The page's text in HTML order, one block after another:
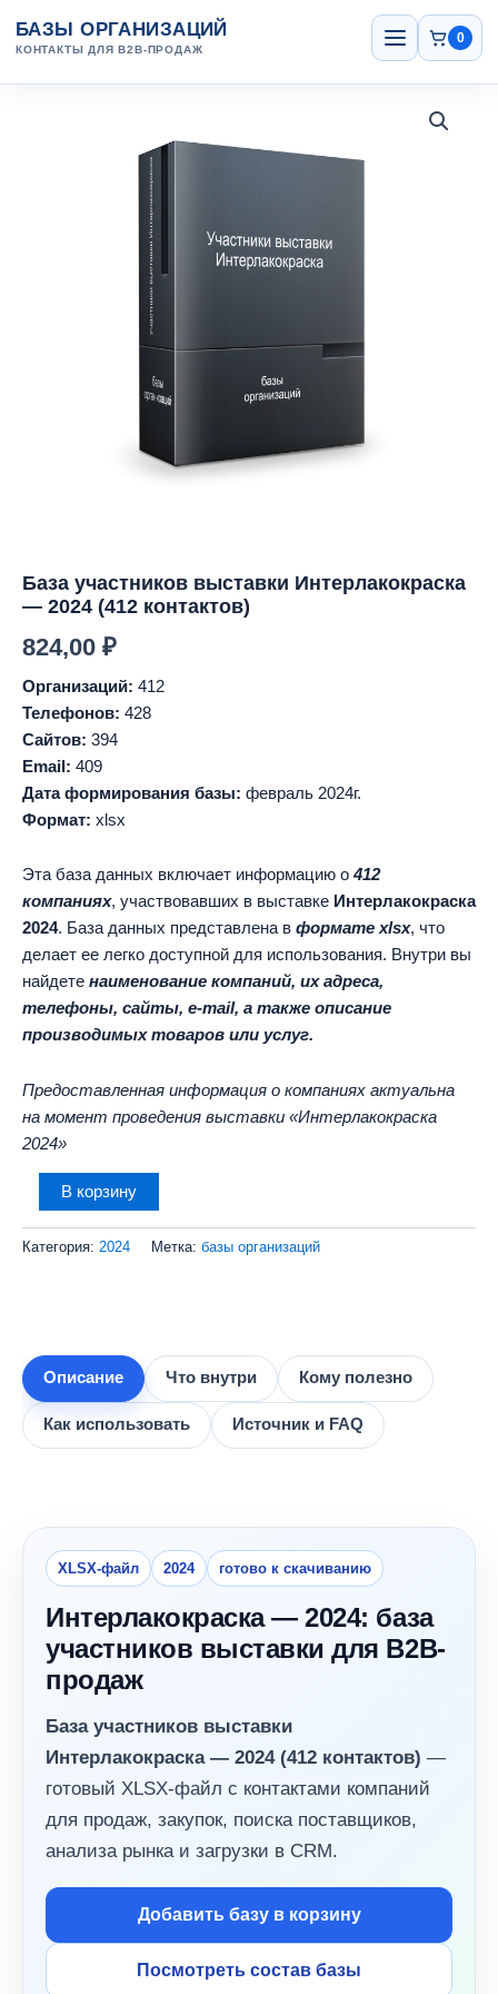
БАЗЫ ОРГАНИЗАЦИЙ
КОНТАКТЫ ДЛЯ B2B-ПРОДАЖ
Открыть
меню
0
База участников выставки Интерлакокраска
— 2024 (412 контактов)
824,00 ₽
Организаций: 412
Телефонов: 428
Сайтов: 394
Email: 409
Дата формирования базы: февраль 2024г.
Формат: xlsx
Эта база данных включает информацию о412
компаниях, участвовавших в выставке Интерлакокраска
2024. База данных представлена в формате xlsx, что
делает ее легко доступной для использования. Внутри вы
найдете наименование компаний, их адреса,
телефоны, сайты, e-mail, а также описание
производимых товаров или услуг.
Предоставленная информация о компаниях актуальна
на момент проведения выставки «Интерлакокраска
2024»
Количество
База
участников
(412
контактов)
В корзину
Категория: 2024 Метка: базы организаций
Описание Что внутри Кому полезно
Как использовать Источник и FAQ
XLSX-файл 2024 готово к скачиванию
Интерлакокраска — 2024: база
участников выставки для B2B-
продаж
База участников выставки
Интерлакокраска — 2024 (412 контактов) —
готовый XLSX-файл с контактами компаний
для продаж, закупок, поиска поставщиков,
анализа рынка и загрузки в CRM.
Добавить базу в корзину
Посмотреть состав базы